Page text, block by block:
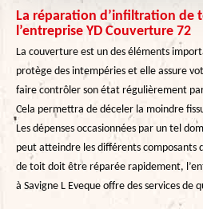
La réparation d’infiltration de
l’entreprise YD Couverture 72
La couverture est un des éléments
protège des intempéries et elle assure
faire contrôler son état régulièrement
Cela permettra de déceler la moindre
Les dépenses occasionnées par un tel
peut atteindre les différents
de toit doit être réparée rapidement,
à Savigne L Eveque offre des services de